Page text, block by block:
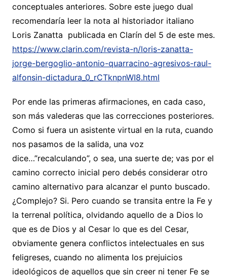
conceptuales anteriores. Sobre este juego dual
recomendaría leer la nota al historiador italiano
Loris Zanatta publicada en Clarín del 5 de este mes.
https://www.clarin.com/revista-n/loris-zanatta-
jorge-bergoglio-antonio-quarracino-agresivos-raul-
alfonsin-dictadura_0_rCTknpnWI8.html
Por ende las primeras afirmaciones, en cada caso,
son más valederas que las correcciones posteriores.
Como si fuera un asistente virtual en la ruta, cuando
nos pasamos de la salida, una voz
dice…”recalculando”, o sea, una suerte de; vas por el
camino correcto inicial pero debés considerar otro
camino alternativo para alcanzar el punto buscado.
¿Complejo? Si. Pero cuando se transita entre la Fe y
la terrenal política, olvidando aquello de a Dios lo
que es de Dios y al Cesar lo que es del Cesar,
obviamente genera conflictos intelectuales en sus
feligreses, cuando no alimenta los prejuicios
ideológicos de aquellos que sin creer ni tener Fe se